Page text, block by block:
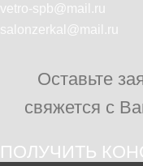
vetro-spb@mail.ru
salonzerkal@mail.ru
Оставьте
свяжется с
ПОЛУЧИТЬ